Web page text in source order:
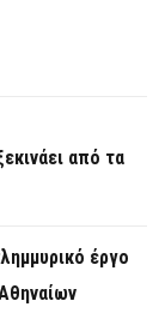
από τα
έργο